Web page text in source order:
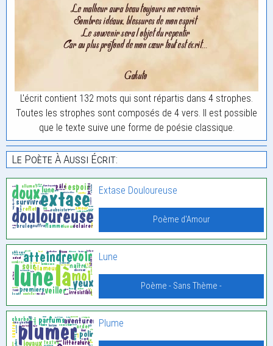
L'écrit contient 132 mots qui sont répartis dans 4 strophes.
Toutes les strophes sont composés de 4 vers. Il est possible
que le texte suive une forme de poésie classique.
Le Poète À Aussi Écrit:
Extase Douloureuse
Poème d'Amour
Lune
Poème - Sans Thème -
Plume